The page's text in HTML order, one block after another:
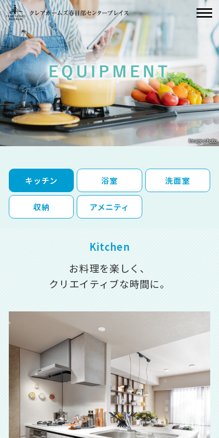
Image photo
キッチン 浴室 洗面室
収納 アメニティ
Kitchen
お料理を楽しく、
クリエイティブな時間に。